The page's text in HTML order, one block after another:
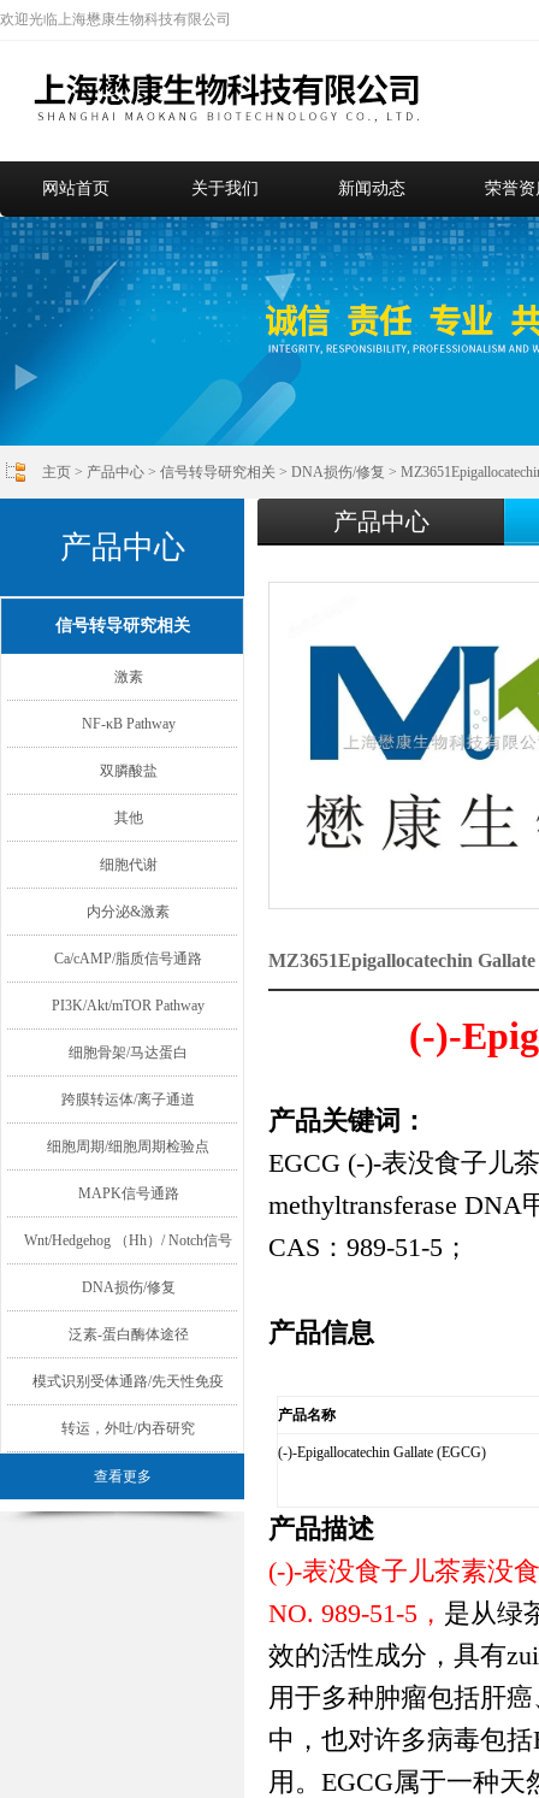
欢迎光临上海懋康生物科技有限公司
网站首页 关于我们 新闻动态 荣誉资
主页 > 产品中心 > 信号转导研究相关 > DNA损伤/修复 >
产品中心
信号转导研究相关
激素
NF-κB Pathway
双膦酸盐
其他
细胞代谢
内分泌&激素
Ca/cAMP/脂质信号通路
PI3K/Akt/mTOR Pathway
细胞骨架/马达蛋白
跨膜转运体/离子通道
细胞周期/细胞周期检验点
MAPK信号通路
Wnt/Hedgehog （Hh）/ Notch信号
通路
DNA损伤/修复
泛素-蛋白酶体途径
模式识别受体通路/先天性免疫
转运，外吐/内吞研究
查看更多
产品中心
MZ3651Epigallocatechin
(-)-
产品关键词：
EGCG (-)-表没食子儿
methyltransferase DNA
CAS ： 989-51-5 ；
产品信息
产品名称
(-)-Epigallocatechin Gallate (EGCG)
产品描述
(-)-表没食子儿茶素没
NO. 989-51-5 ， 是从绿
效的活性成分，具有
用于多种肿瘤包括肝
中，也对许多病毒包括
用。 EGCG属于一种天